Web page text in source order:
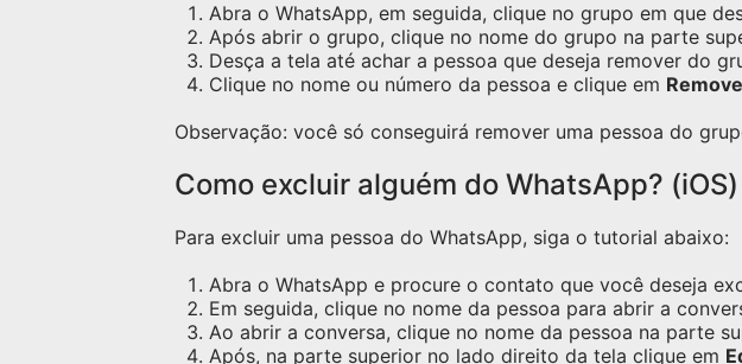
Abra o WhatsApp, em seguida, clique no grupo em que
Após abrir o grupo, clique no nome do grupo na parte
Desça a tela até achar a pessoa que deseja remover do
Clique no nome ou número da pessoa e clique em
Observação: você só conseguirá remover uma pessoa do
Como excluir alguém do WhatsApp? (iOS)
Para excluir uma pessoa do WhatsApp, siga o tutorial abaixo:
Abra o WhatsApp e procure o contato que você deseja
Em seguida, clique no nome da pessoa para abrir a
Ao abrir a conversa, clique no nome da pessoa na parte
Após, na parte superior no lado direito da tela clique em